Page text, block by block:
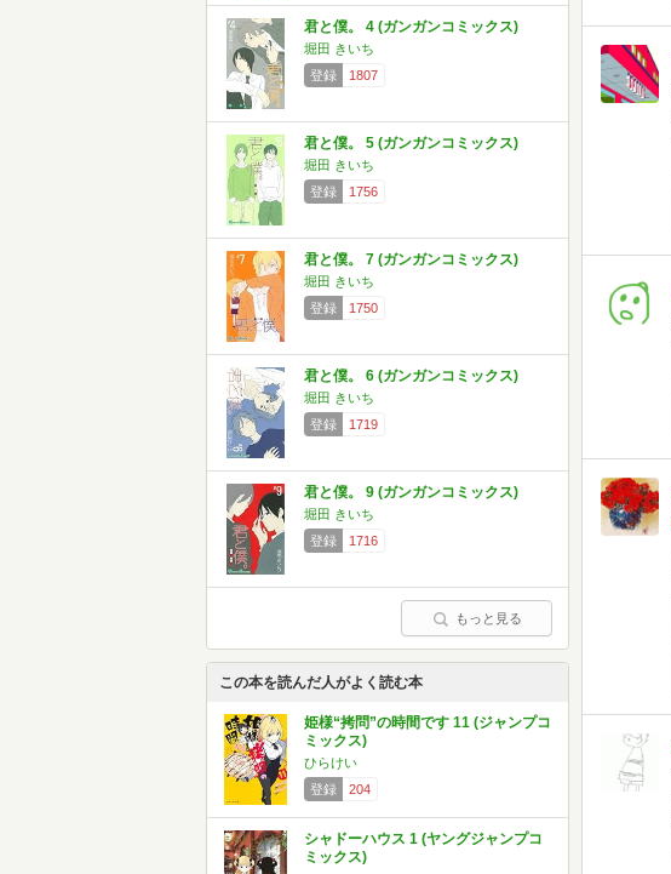
君と僕。 4 (ガンガンコミックス)
堀田 きいち
登録
1807
君と僕。 5 (ガンガンコミックス)
堀田 きいち
登録
1756
君と僕。 7 (ガンガンコミックス)
堀田 きいち
登録
1750
君と僕。 6 (ガンガンコミックス)
堀田 きいち
登録
1719
君と僕。 9 (ガンガンコミックス)
堀田 きいち
登録
1716
もっと見る
この本を読んだ人がよく読む本
姫様“拷問”の時間です 11 (ジャンプコ
ミックス)
ひらけい
登録
204
シャドーハウス 1 (ヤングジャンプコ
ミックス)